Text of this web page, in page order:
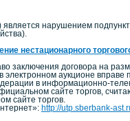
нарушением
нестационарного
заключения договора на
электронном аукционе вправе
в информационно-
сайте торгов,
сайте торгов.
http://utp.sberbank-